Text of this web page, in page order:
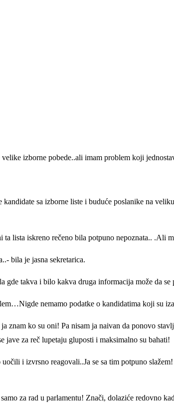
izborne pobede..ali imam problem koji
kandidate sa izborne liste i buduće poslanike na
lista iskreno rečeno bila potpuno nepoznata.. .Ali
bila je jasna sekretarica.
gde takva i bilo kakva druga informacija može da se
nemamo podatke o kandidatima koji su
znam ko su oni! Pa nisam ja naivan da ponovo
jave za reč lupetaju gluposti i maksimalno su bahati!
i izvrsno reagovali..Ja se sa tim potpuno
za rad u parlamentu! Znači, dolaziće redovno